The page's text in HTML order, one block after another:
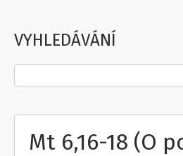
VYHLEDÁVÁNÍ
Mt 6,16-18 (O